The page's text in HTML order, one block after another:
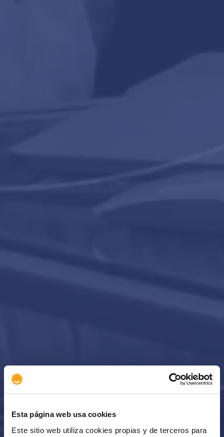
Esta página web usa cookies
Este sitio web utiliza cookies propias y de terceros para